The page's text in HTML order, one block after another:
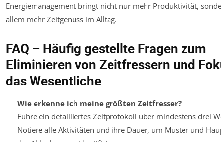
Energiemanagement bringt nicht nur mehr Produktivität,
allem mehr Zeitgenuss im Alltag.
FAQ – Häufig gestellte Fragen zum
Eliminieren von Zeitfressern und
das Wesentliche
Wie erkenne ich meine größten Zeitfresser?
Führe ein detailliertes Zeitprotokoll über mindestens drei
Notiere alle Aktivitäten und ihre Dauer, um Muster und